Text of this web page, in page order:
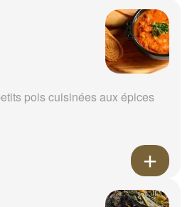
pois cuisinées aux épices